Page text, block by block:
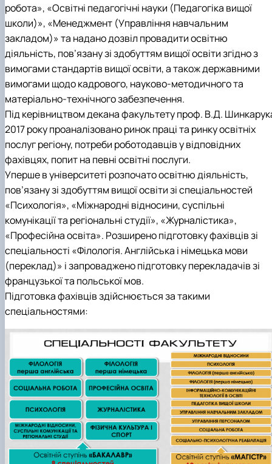
робота», «Освітні педагогічні науки (Педагогіка вищої
школи)», «Менеджмент (Управління навчальним
закладом)» та наданодозвіл провадити освітню
діяльність, пов’язану зі здобуттям вищої освіти згідно з
вимогами стандартів вищої освіти, а також державними
вимогами щодо кадрового, науково-методичного та
матеріально-технічного забезпечення.
Під керівництвом декана факультету проф. В.Д.
2017 року проаналізовано ринок праці та ринку освітніх
послуг регіону, потреби роботодавців у відповідних
фахівцях, попит на певні освітні послуги.
Уперше в університеті розпочато освітню діяльність,
пов’язану зі здобуттям вищої освіти зі спеціальностей
«Психологія», «Міжнародні відносини, суспільні
комунікації та регіональні студії», «Журналістика»,
«Професійна освіта». Розширено підготовку фахівців зі
спеціальності «Філологія. Англійська і німецька мови
(переклад)» і запроваджено підготовку перекладачів зі
французької та польської мов.
Підготовка фахівців здійснюється за такими
спеціальностями: